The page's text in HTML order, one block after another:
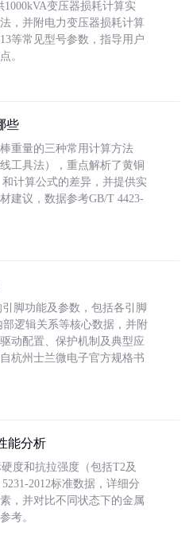
1000kVA变压器损耗计算实
，并附电力变压器损耗计算
等常见型号参数，指导用户
。
些
重量的三种常用计算方法
工具法），重点解析了黄铜
和计算公式的差异，并提供实
建议，数据参考GB/T 4423-
脚功能及参数，包括各引脚
逻辑关系等核心数据，并附
动配置、保护机制及典型应
杭州士兰微电子官方规格书
能分析
度和抗拉强度（包括T2及
2012标准数据，详细分
，并对比不同状态下的金属
考。